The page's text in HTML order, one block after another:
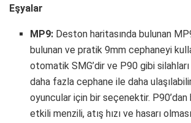
Eşyalar
MP9: Deston haritasında bulunan
bulunan ve pratik 9mm cephaneyi
otomatik SMG’dir ve P90 gibi
daha fazla cephane ile daha
oyuncular için bir seçenektir. P90’dan
etkili menzili, atış hızı ve hasarı